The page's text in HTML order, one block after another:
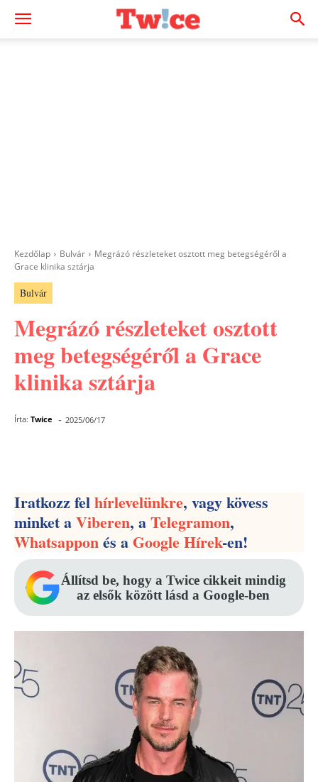
Kezdőlap Bulvár
Megrázó részleteket osztott meg betegségéről a
Grace klinika sztárja
Bulvár
Megrázó részleteket osztott
meg betegségéről a Grace
klinika sztárja
Írta: Twice - 2025/06/17
Iratkozz felhírlevelünkre, vagy kövess
minket aViberen, aTelegramon,
Whatsapponés aGoogle Hírek-en!
Állítsd be, hogy a Twice cikkeit mindig
az elsők között lásd a Google-ben